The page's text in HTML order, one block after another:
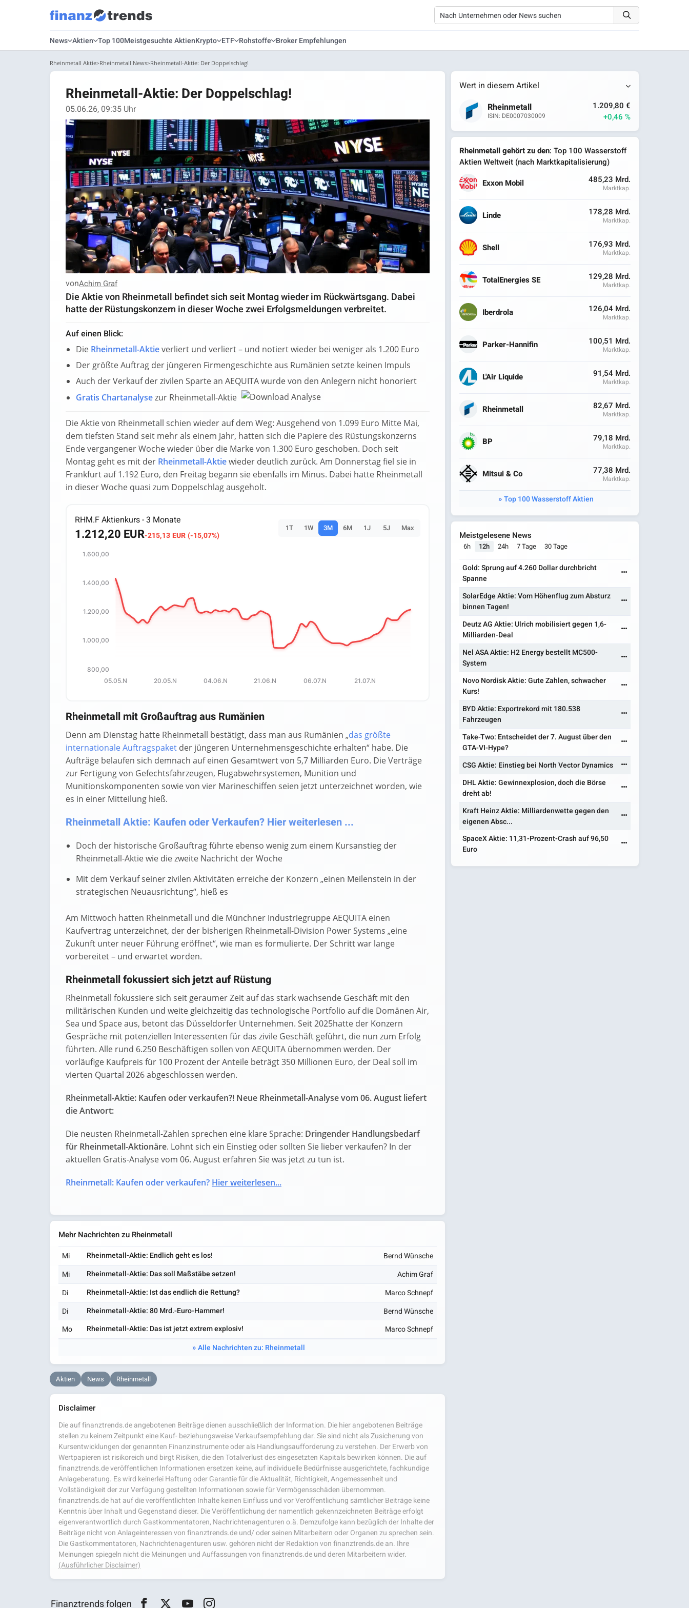
News Aktien Top 100Meistgesuchte AktienKrypto ETF Rohstoffe Broker Empfehlungen
Rheinmetall Aktie Rheinmetall News Rheinmetall-Aktie: Der Doppelschlag!
Rheinmetall-Aktie: Der Doppelschlag!
05.06.26, 09:35 Uhr
vonAchim Graf
Die Aktie von Rheinmetall befindet sich seit Montag wieder im Rückwärtsgang. Dabei
hatte der Rüstungskonzern in dieser Woche zwei Erfolgsmeldungen verbreitet.
Auf einen Blick:
Die Rheinmetall-Aktieverliert und verliert – und notiert wieder bei weniger als 1.200 Euro
Der größte Auftrag der jüngeren Firmengeschichte aus Rumänien setzte keinen Impuls
Auch der Verkauf der zivilen Sparte an AEQUITA wurde von den Anlegern nicht honoriert
Gratis Chartanalysezur Rheinmetall-Aktie
Die Aktie von Rheinmetall schien wieder auf dem Weg: Ausgehend von 1.099 Euro Mitte Mai,
dem tiefsten Stand seit mehr als einem Jahr, hatten sich die Papiere des Rüstungskonzerns
Ende vergangener Woche wieder über die Marke von 1.300 Euro geschoben. Doch seit
Montag geht es mit der Rheinmetall-Aktiewieder deutlich zurück. Am Donnerstag fiel sie in
Frankfurt auf 1.192 Euro, den Freitag begann sie ebenfalls im Minus. Dabei hatte Rheinmetall
in dieser Woche quasi zum Doppelschlag ausgeholt.
RHM.F Aktienkurs - 3 Monate
1.212,20 EUR-215,13 EUR (-15,07%)
1T 1W 3M 6M 1J 5J Max
Chart with 66 data points.
The chart has 1 X axis displaying categories.
The chart has 1 Y axis displaying values. Data ranges from 946.6 to 1427.3329.
05.05.N 20.05.N 04.06.N 21.06.N 06.07.N 21.07.N
800,00
1.000,00
1.200,00
1.400,00
1.600,00
Rheinmetall mit Großauftrag aus Rumänien
Denn am Dienstag hatte Rheinmetall bestätigt, dass man aus Rumänien „das größte
internationale Auftragspaket der jüngeren Unternehmensgeschichte erhalten“ habe. Die
Aufträge belaufen sich demnach auf einen Gesamtwert von 5,7 Milliarden Euro. Die Verträge
zur Fertigung von Gefechtsfahrzeugen, Flugabwehrsystemen, Munition und
Munitionskomponenten sowie von vier Marineschiffen seien jetzt unterzeichnet worden, wie
es in einer Mitteilung hieß.
Rheinmetall Aktie: Kaufen oder Verkaufen? Hier weiterlesen ...
Doch der historische Großauftrag führte ebenso wenig zum einem Kursanstieg der
Rheinmetall-Aktie wie die zweite Nachricht der Woche
Mit dem Verkauf seiner zivilen Aktivitäten erreiche der Konzern „einen Meilenstein in der
strategischen Neuausrichtung“, hieß es
Am Mittwoch hatten Rheinmetall und die Münchner Industriegruppe AEQUITA einen
Kaufvertrag unterzeichnet, der der bisherigen Rheinmetall-Division Power Systems „eine
Zukunft unter neuer Führung eröffnet“, wie man es formulierte. Der Schritt war lange
vorbereitet – und erwartet worden.
Rheinmetall fokussiert sich jetzt auf Rüstung
Rheinmetall fokussiere sich seit geraumer Zeit auf das stark wachsende Geschäft mit den
militärischen Kunden und weite gleichzeitig das technologische Portfolio auf die Domänen Air,
Sea und Space aus, betont das Düsseldorfer Unternehmen. Seit 2025hatte der Konzern
Gespräche mit potenziellen Interessenten für das zivile Geschäft geführt, die nun zum Erfolg
führten. Alle rund 6.250 Beschäftigen sollen von AEQUITA übernommen werden. Der
vorläufige Kaufpreis für 100 Prozent der Anteile beträgt 350 Millionen Euro, der Deal soll im
vierten Quartal 2026 abgeschlossen werden.
Rheinmetall-Aktie: Kaufen oder verkaufen?! Neue Rheinmetall-Analyse vom 06. August liefert
die Antwort:
Die neusten Rheinmetall-Zahlen sprechen eine klare Sprache: Dringender Handlungsbedarf
für Rheinmetall-Aktionäre. Lohnt sich ein Einstieg oder sollten Sie lieber verkaufen? In der
aktuellen Gratis-Analyse vom 06. August erfahren Sie was jetzt zu tun ist.
Rheinmetall: Kaufen oder verkaufen? Hier weiterlesen...
Mehr Nachrichten zu Rheinmetall
Mi Rheinmetall-Aktie: Endlich geht es los!
Bernd Wünsche
Mi
Rheinmetall-Aktie: Das soll Maßstäbe setzen!
Achim Graf
Di
Rheinmetall-Aktie: Ist das endlich die Rettung?
Marco Schnepf
Di
Rheinmetall-Aktie: 80 Mrd.-Euro-Hammer!
Bernd Wünsche
Mo
Rheinmetall-Aktie: Das ist jetzt extrem explosiv!
Marco Schnepf
Alle Nachrichten zu: Rheinmetall
Aktien News Rheinmetall
Disclaimer
Die auf finanztrends.de angebotenen Beiträge dienen ausschließlich der Information. Die hier angebotenen Beiträge
stellen zu keinem Zeitpunkt eine Kauf- beziehungsweise Verkaufsempfehlung dar. Sie sind nicht als Zusicherung von
Kursentwicklungen der genannten Finanzinstrumente oder als Handlungsaufforderung zu verstehen. Der Erwerb von
Wertpapieren ist risikoreich und birgt Risiken, die den Totalverlust des eingesetzten Kapitals bewirken können. Die auf
finanztrends.de veröffentlichen Informationen ersetzen keine, auf individuelle Bedürfnisse ausgerichtete, fachkundige
Anlageberatung. Es wird keinerlei Haftung oder Garantie für die Aktualität, Richtigkeit, Angemessenheit und
Vollständigkeit der zur Verfügung gestellten Informationen sowie für Vermögensschäden übernommen.
finanztrends.de hat auf die veröffentlichten Inhalte keinen Einfluss und vor Veröffentlichung sämtlicher Beiträge keine
Kenntnis über Inhalt und Gegenstand dieser. Die Veröffentlichung der namentlich gekennzeichneten Beiträge erfolgt
eigenverantwortlich durch Gastkommentatoren, Nachrichtenagenturen o.ä. Demzufolge kann bezüglich der Inhalte der
Beiträge nicht von Anlageinteressen von finanztrends.de und/ oder seinen Mitarbeitern oder Organen zu sprechen sein.
Die Gastkommentatoren, Nachrichtenagenturen usw. gehören nicht der Redaktion von finanztrends.de an. Ihre
Meinungen spiegeln nicht die Meinungen und Auffassungen von finanztrends.de und deren Mitarbeitern wider.
(Ausführlicher Disclaimer)
Wert in diesem Artikel
Rheinmetall
ISIN: DE0007030009
1.209,80 €
+0,46 %
Rheinmetall gehört zu den: Top 100 Wasserstoff
Aktien Weltweit (nach Marktkapitalisierung)
Exxon Mobil
485,23 Mrd.
Marktkap.
Linde 178,28 Mrd.
Marktkap.
Shell 176,93 Mrd.
Marktkap.
TotalEnergies SE 129,28 Mrd.
Marktkap.
Iberdrola 126,04 Mrd.
Marktkap.
Parker-Hannifin 100,51 Mrd.
Marktkap.
L'Air Liquide 91,54 Mrd.
Marktkap.
Rheinmetall 82,67 Mrd.
Marktkap.
BP 79,18 Mrd.
Marktkap.
Mitsui & Co 77,38 Mrd.
Marktkap.
Top 100 Wasserstoff Aktien
Meistgelesene News
6h 12h 24h 7 Tage 30 Tage
Gold: Sprung auf 4.260 Dollar durchbricht
Spanne
SolarEdge Aktie: Vom Höhenflug zum Absturz
binnen Tagen!
Deutz AG Aktie: Ulrich mobilisiert gegen 1,6-
Milliarden-Deal
Nel ASA Aktie: H2 Energy bestellt MC500-
System
Novo Nordisk Aktie: Gute Zahlen, schwacher
Kurs!
BYD Aktie: Exportrekord mit 180.538
Fahrzeugen
Take-Two: Entscheidet der 7. August über den
GTA-VI-Hype?
CSG Aktie: Einstieg bei North Vector Dynamics
DHL Aktie: Gewinnexplosion, doch die Börse
dreht ab!
Kraft Heinz Aktie: Milliardenwette gegen den
eigenen Absc...
SpaceX Aktie: 11,31-Prozent-Crash auf 96,50
Euro
Finanztrends folgen